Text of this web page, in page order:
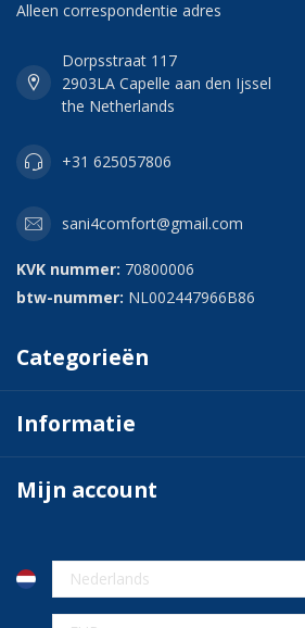
Alleen correspondentie adres
Dorpsstraat 117
2903LA Capelle aan den Ijssel
the Netherlands
+31 625057806
sani4comfort@gmail.com
KVK nummer: 70800006
btw-nummer: NL002447966B86
Categorieën
Informatie
Mijn account